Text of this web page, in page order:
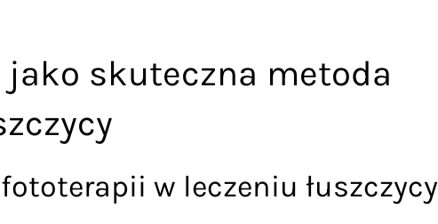
jako skuteczna metoda
w leczeniu łuszczycy